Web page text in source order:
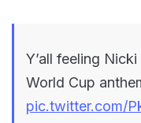
Y’all feeling
World Cup
pic.twitter.com/